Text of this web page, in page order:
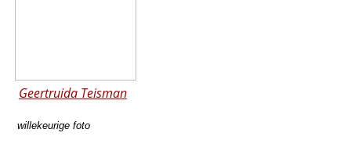
Geertruida Teisman
willekeurige foto